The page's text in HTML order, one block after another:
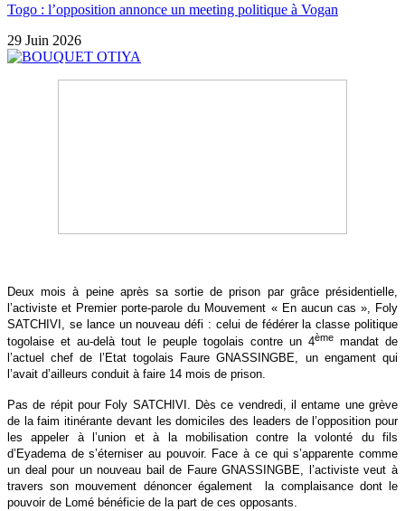
Togo : l’opposition annonce un meeting politique à Vogan
29 Juin 2026
Deux mois à peine après sa sortie de prison par grâce présidentielle,
l’activiste et Premier porte-parole du Mouvement « En aucun cas », Foly
SATCHIVI, se lance un nouveau défi : celui de fédérer la classe politique
togolaise et au-delà tout le peuple togolais contre un 4ème mandat de
l’actuel chef de l’Etat togolais Faure GNASSINGBE, un engament qui
l’avait d’ailleurs conduit à faire 14 mois de prison.
Pas de répit pour Foly SATCHIVI. Dès ce vendredi, il entame une grève
de la faim itinérante devant les domiciles des leaders de l’opposition pour
les appeler à l’union et à la mobilisation contre la volonté du fils
d’Eyadema de s’éterniser au pouvoir. Face à ce qui s’apparente comme
un deal pour un nouveau bail de Faure GNASSINGBE, l’activiste veut à
travers son mouvement dénoncer également
la complaisance dont le
pouvoir de Lomé bénéficie de la part de ces opposants.